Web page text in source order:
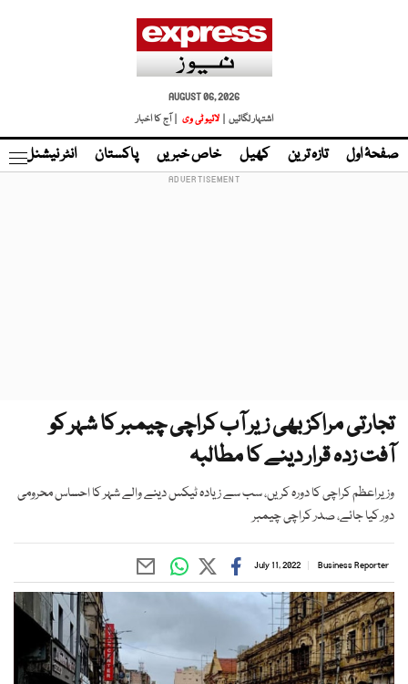
AUGUST 06, 2026
اشتہار لگائیں |
لائیو ٹی وی | آج کا اخبار
صفحۂ اول تازہ ترین کھیل خاص خبریں پاکستان انٹر نیشنل
تجارتی مراکز بھی زیر آب کراچی چیمبر کا شہر کو
آفت زدہ قرار دینے کا مطالبہ
وزیراعظم کراچی کا دورہ کریں، سب سے زیادہ ٹیکس دینے والے شہر کا احساس محرومی
دور کیا جائے، صدر کراچی چیمبر
Business Reporter
July 11, 2022